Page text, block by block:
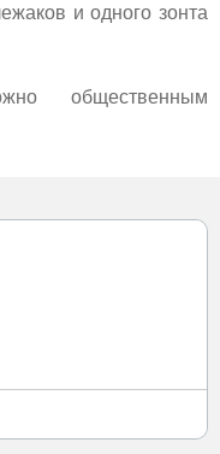
и одного зонта
общественным